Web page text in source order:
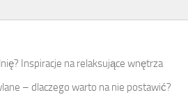
Inspiracje na relaksujące wnętrza
– dlaczego warto na nie postawić?